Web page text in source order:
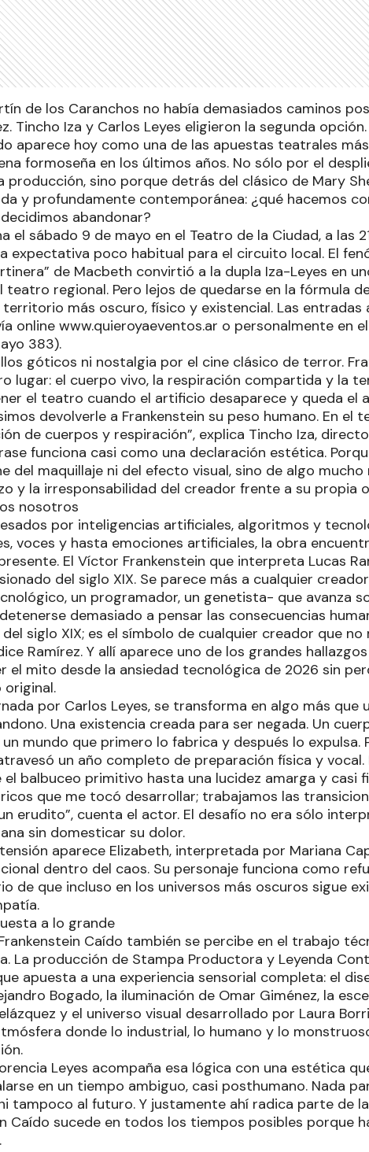
de los Caranchos no había demasiados caminos
Tincho Iza y Carlos Leyes eligieron la segunda
aparece hoy como una de las apuestas teatrales
formoseña en los últimos años. No sólo por el
producción, sino porque detrás del clásico de Mary
y profundamente contemporánea: ¿qué hacemos
abandonar?
el sábado 9 de mayo en el Teatro de la Ciudad, a las
expectativa poco habitual para el circuito local. El
de Macbeth convirtió a la dupla Iza-Leyes en
teatro regional. Pero lejos de quedarse en la fórmula
territorio más oscuro, físico y existencial. Las entradas
online www.quieroyaeventos.ar o personalmente en
383).
góticos ni nostalgia por el cine clásico de terror.
lugar: el cuerpo vivo, la respiración compartida y la
el teatro cuando el artificio desaparece y queda el
devolverle a Frankenstein su peso humano. En el
de cuerpos y respiración”, explica Tincho Iza,
funciona casi como una declaración estética.
del maquillaje ni del efecto visual, sino de algo mucho
y la irresponsabilidad del creador frente a su propia
nosotros
por inteligencias artificiales, algoritmos y
voces y hasta emociones artificiales, la obra
El Víctor Frankenstein que interpreta Lucas
del siglo XIX. Se parece más a cualquier
un programador, un genetista- que avanza
demasiado a pensar las consecuencias
siglo XIX; es el símbolo de cualquier creador que no
Ramírez. Y allí aparece uno de los grandes
el mito desde la ansiedad tecnológica de 2026 sin
por Carlos Leyes, se transforma en algo más que
Una existencia creada para ser negada. Un
mundo que primero lo fabrica y después lo expulsa.
un año completo de preparación física y vocal.
balbuceo primitivo hasta una lucidez amarga y casi
que me tocó desarrollar; trabajamos las
erudito”, cuenta el actor. El desafío no era sólo
sin domesticar su dolor.
aparece Elizabeth, interpretada por Mariana
dentro del caos. Su personaje funciona como
de que incluso en los universos más oscuros sigue
a lo grande
Caído también se percibe en el trabajo
La producción de Stampa Productora y Leyenda
apuesta a una experiencia sensorial completa: el
Bogado, la iluminación de Omar Giménez, la
y el universo visual desarrollado por Laura
donde lo industrial, lo humano y lo
Leyes acompaña esa lógica con una estética
en un tiempo ambiguo, casi posthumano. Nada
tampoco al futuro. Y justamente ahí radica parte de
Caído sucede en todos los tiempos posibles porque